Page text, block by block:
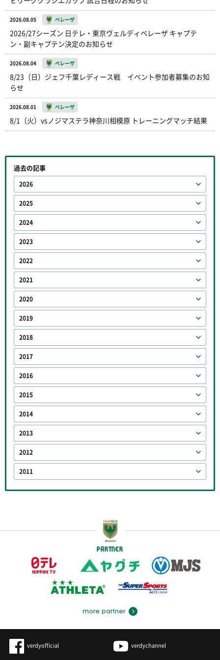
2026.08.05 ベレーザ
2026/27シーズン 日テレ・東京ヴェルディベレーザ キャプテ
ン・副キャプテン決定のお知らせ
2026.08.04 ベレーザ
8/23（日）ジェフ千葉レディース戦 イベント参加者募集のお知
らせ
2026.08.01 ベレーザ
8/1（火）vsノジマステラ神奈川相模原 トレーニングマッチ結果
過去の記事
2026
2025
2024
2023
2022
2021
2020
2019
2018
2017
2016
2015
2014
2013
2012
2011
PARTNER
more partner
verdyofficial verdychannel